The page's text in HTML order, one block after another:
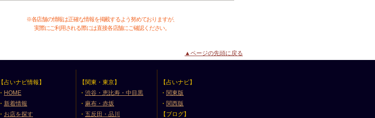
※各店舗の情報は正確な情報を掲載するよう努めておりますが、
実際にご利用される際には直接各店舗にご確認ください。
▲ページの先頭に戻る
【占いナビ情報】
・ HOME
・ 新着情報
・ お店を探す
【関東・東京】
・ 渋谷・恵比寿・中目黒
・ 麻布・赤坂
・ 五反田・品川
【占いナビ】
・ 関東版
・ 関西版
【ブログ】